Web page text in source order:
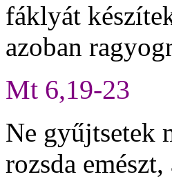
fáklyát
azoban
Mt 6,19-23
Ne gyűjtsetek
rozsda